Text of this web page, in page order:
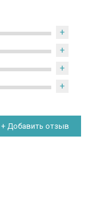
+
+
+
+
+ Добавить отзыв